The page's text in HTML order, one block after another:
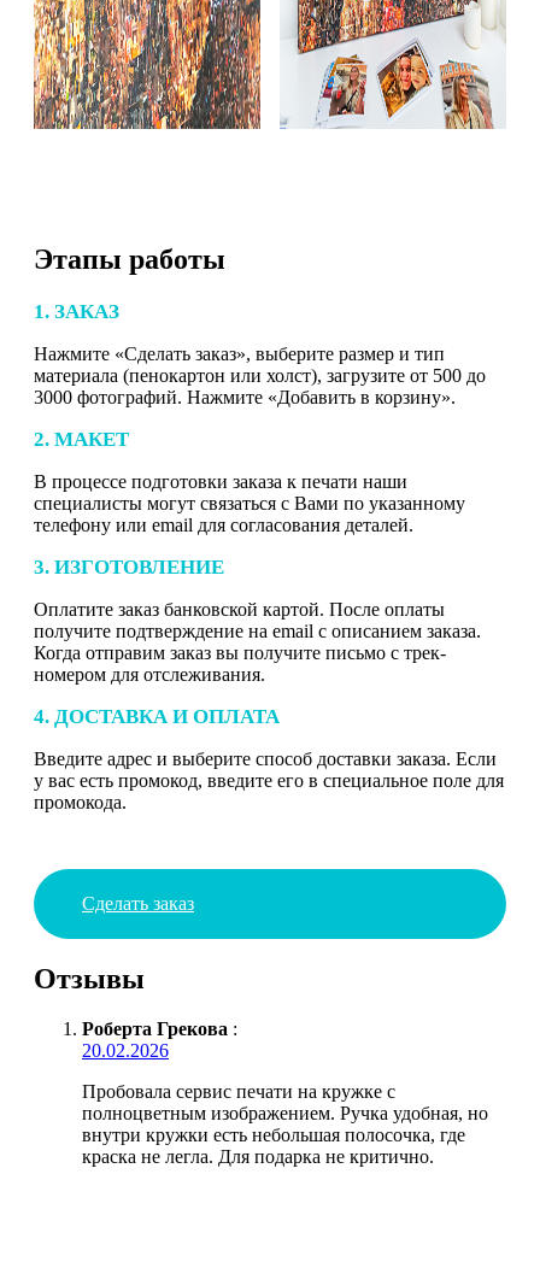
Этапы работы
1. ЗАКАЗ
Нажмите «Сделать заказ», выберите размер и тип
материала (пенокартон или холст), загрузите от 500 до
3000 фотографий. Нажмите «Добавить в корзину».
2. МАКЕТ
В процессе подготовки заказа к печати наши
специалисты могут связаться с Вами по указанному
телефону или email для согласования деталей.
3. ИЗГОТОВЛЕНИЕ
Оплатите заказ банковской картой. После оплаты
получите подтверждение на email с описанием заказа.
Когда отправим заказ вы получите письмо с трек-
номером для отслеживания.
4. ДОСТАВКА И ОПЛАТА
Введите адрес и выберите способ доставки заказа. Если
у вас есть промокод, введите его в специальное поле для
промокода.
Сделать заказ
Отзывы
Роберта Грекова :
20.02.2026
Пробовала сервис печати на кружке с
полноцветным изображением. Ручка удобная, но
внутри кружки есть небольшая полосочка, где
краска не легла. Для подарка не критично.